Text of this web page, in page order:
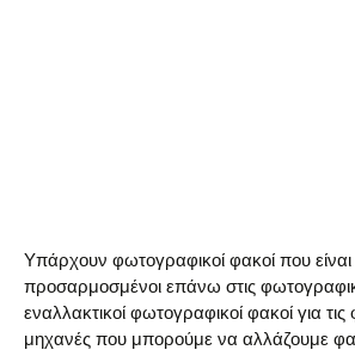
Υπάρχουν φωτογραφικοί φακοί που είναι
προσαρμοσμένοι επάνω στις
εναλλακτικοί φωτογραφικοί φακοί για
μηχανές που μπορούμε να αλλάζουμε